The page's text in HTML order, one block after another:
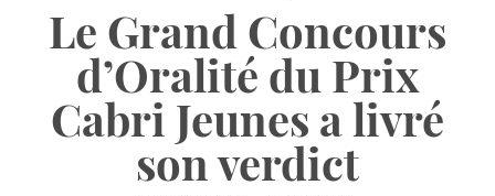
Le Grand Concours
d’Oralité du Prix
Cabri Jeunes a livré
son verdict